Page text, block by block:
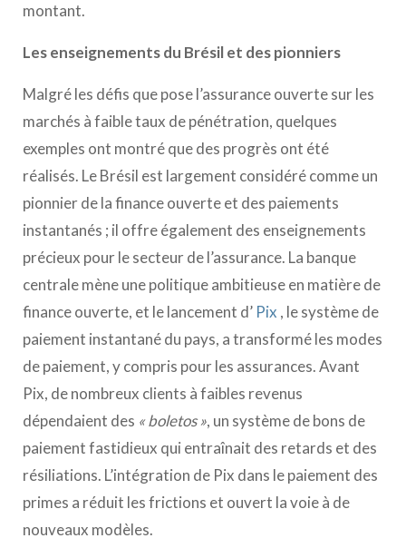
montant.
Les enseignements du Brésil et des pionniers
Malgré les défis que pose l’assurance ouverte sur les
marchés à faible taux de pénétration, quelques
exemples ont montré que des progrès ont été
réalisés. Le Brésil est largement considéré comme un
pionnier de la finance ouverte et des paiements
instantanés ; il offre également des enseignements
précieux pour le secteur de l’assurance. La banque
centrale mène une politique ambitieuse en matière de
finance ouverte, et le lancement d’ Pix , le système de
paiement instantané du pays, a transformé les modes
de paiement, y compris pour les assurances. Avant
Pix, de nombreux clients à faibles revenus
dépendaient des « boletos », un système de bons de
paiement fastidieux qui entraînait des retards et des
résiliations. L’intégration de Pix dans le paiement des
primes a réduit les frictions et ouvert la voie à de
nouveaux modèles.